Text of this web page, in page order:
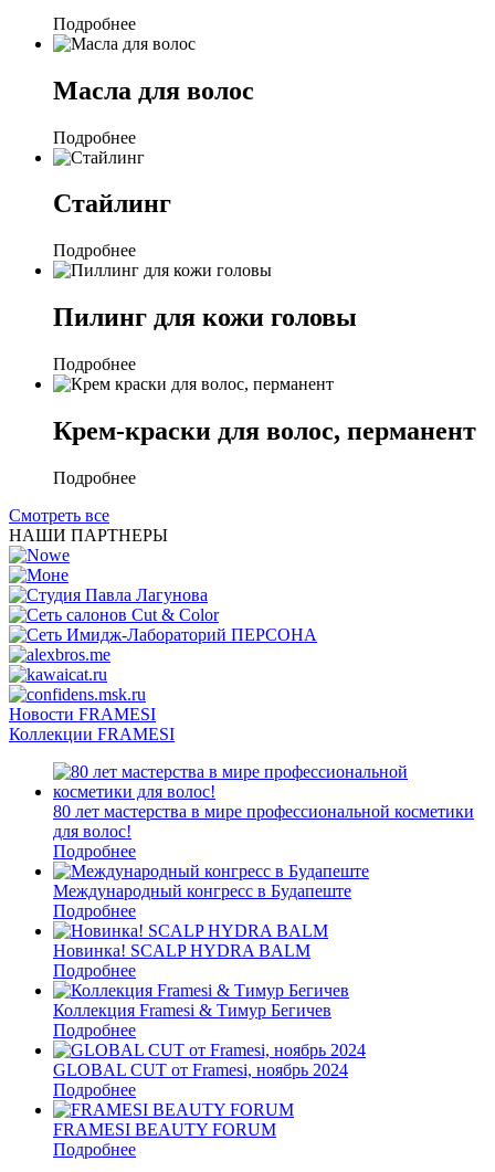
Подробнее
Масла для волос
Подробнее
Стайлинг
Подробнее
Пилинг для кожи головы
Подробнее
Крем-краски для волос, перманент
Подробнее
Смотреть все
НАШИ ПАРТНЕРЫ
Новости FRAMESI
Коллекции FRAMESI
80 лет мастерства в мире профессиональной косметики
для волос!
Подробнее
Международный конгресс в Будапеште
Подробнее
Новинка! SCALP HYDRA BALM
Подробнее
Коллекция Framesi & Тимур Бегичев
Подробнее
GLOBAL CUT от Framesi, ноябрь 2024
Подробнее
FRAMESI BEAUTY FORUM
Подробнее